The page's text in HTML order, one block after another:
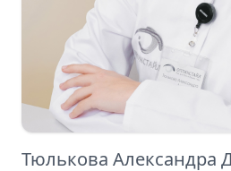
Тюлькова Александра